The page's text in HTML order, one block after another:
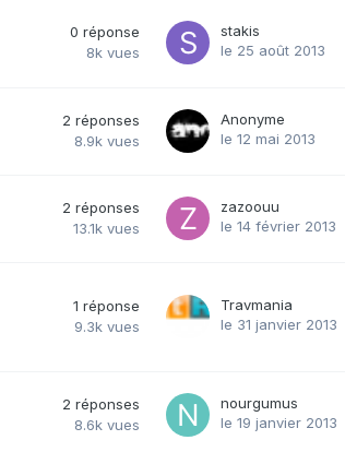
0 réponse
8k vues
stakis
le 25 août 2013
2 réponses
8.9k vues
Anonyme
le 12 mai 2013
2 réponses
13.1k vues
zazoouu
le 14 février 2013
1 réponse
9.3k vues
Travmania
le 31 janvier 2013
2 réponses
8.6k vues
nourgumus
le 19 janvier 2013